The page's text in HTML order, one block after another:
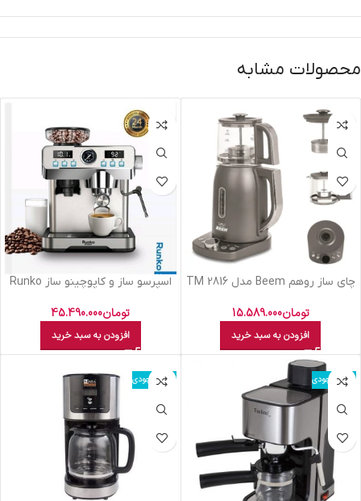
محصولات مشابه
چای ساز روهم Beem مدل 2816 TM
تومان15.589.000
افزودن به سبد خرید
اسپرسو ساز و کاپوچینو ساز Runko
تومان45.490.000
افزودن به سبد خرید
اتمام موجودی اتمام موجودی